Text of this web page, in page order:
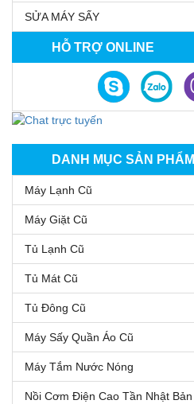
SỬA MÁY SẤY
HỖ TRỢ ONLINE
DANH MỤC SẢN PHẨM
Máy Lạnh Cũ
Máy Giặt Cũ
Tủ Lạnh Cũ
Tủ Mát Cũ
Tủ Đông Cũ
Máy Sấy Quần Áo Cũ
Máy Tắm Nước Nóng
Nồi Cơm Điện Cao Tần Nhật Bản